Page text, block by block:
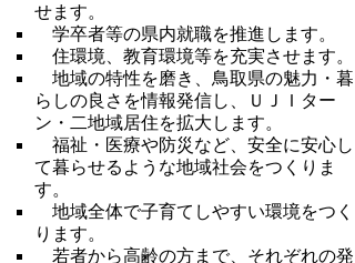
せます。
学卒者等の県内就職を推進します。
住環境、教育環境等を充実させます。
地域の特性を磨き、鳥取県の魅力・暮
らしの良さを情報発信し、ＵＪＩター
ン・二地域居住を拡大します。
福祉・医療や防災など、安全に安心し
て暮らせるような地域社会をつくりま
す。
地域全体で子育てしやすい環境をつく
ります。
若者から高齢の方まで、それぞれの発